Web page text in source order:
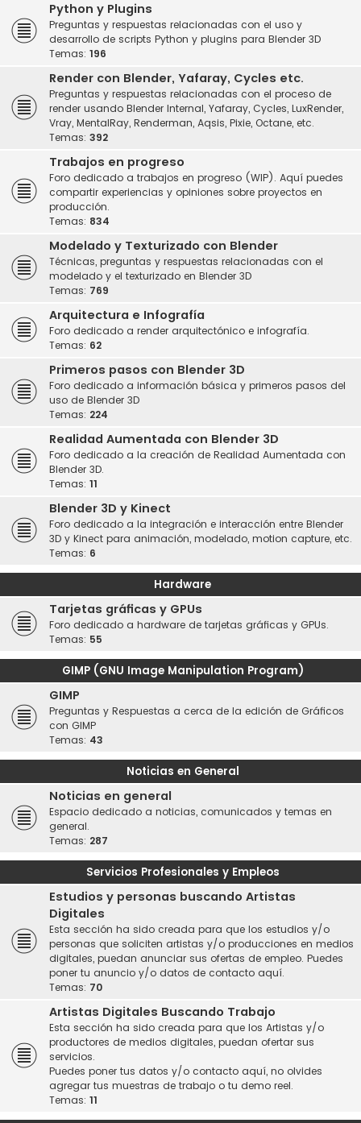
Python y Plugins
Preguntas y respuestas relacionadas con el uso y
desarrollo de scripts Python y plugins para Blender 3D
Temas: 196
Render con Blender, Yafaray, Cycles etc.
Preguntas y respuestas relacionadas con el proceso de
render usando Blender Internal, Yafaray, Cycles, LuxRender,
Vray, MentalRay, Renderman, Aqsis, Pixie, Octane, etc.
Temas: 392
Trabajos en progreso
Foro dedicado a trabajos en progreso (WIP). Aquí puedes
compartir experiencias y opiniones sobre proyectos en
producción.
Temas: 834
Modelado y Texturizado con Blender
Técnicas, preguntas y respuestas relacionadas con el
modelado y el texturizado en Blender 3D
Temas: 769
Arquitectura e Infografía
Foro dedicado a render arquitectónico e infografía.
Temas: 62
Primeros pasos con Blender 3D
Foro dedicado a información básica y primeros pasos del
uso de Blender 3D
Temas: 224
Realidad Aumentada con Blender 3D
Foro dedicado a la creación de Realidad Aumentada con
Blender 3D.
Temas: 11
Blender 3D y Kinect
Foro dedicado a la integración e interacción entre Blender
3D y Kinect para animación, modelado, motion capture, etc.
Temas: 6
Hardware
Tarjetas gráficas y GPUs
Foro dedicado a hardware de tarjetas gráficas y GPUs.
Temas: 55
GIMP (GNU Image Manipulation Program)
GIMP
Preguntas y Respuestas a cerca de la edición de Gráficos
con GIMP
Temas: 43
Noticias en General
Noticias en general
Espacio dedicado a noticias, comunicados y temas en
general.
Temas: 287
Servicios Profesionales y Empleos
Estudios y personas buscando Artistas
Digitales
Esta sección ha sido creada para que los estudios y/o
personas que soliciten artistas y/o producciones en medios
digitales, puedan anunciar sus ofertas de empleo. Puedes
poner tu anuncio y/o datos de contacto aquí.
Temas: 70
Artistas Digitales Buscando Trabajo
Esta sección ha sido creada para que los Artistas y/o
productores de medios digitales, puedan ofertar sus
servicios.
Puedes poner tus datos y/o contacto aquí, no olvides
agregar tus muestras de trabajo o tu demo reel.
Temas: 11